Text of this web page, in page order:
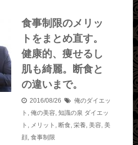
食事制限のメリッ
トをまとめ直す。
健康的、痩せるし
肌も綺麗。断食と
の違いまで。
2016/08/26
俺のダイエッ
ト , 俺の美容, 知識の泉 ダイエッ
ト , メリット , 断食, 栄養, 美容, 美
顔, 食事制限